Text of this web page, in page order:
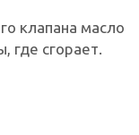
клапана масло
где сгорает.